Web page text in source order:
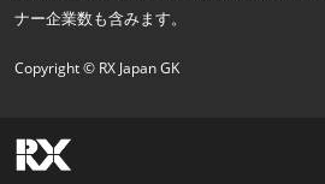
ナー企業数も含みます。
Copyright © RX Japan GK